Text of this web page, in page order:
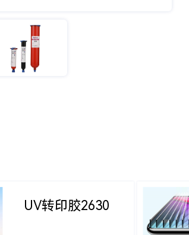
UV转印胶2630